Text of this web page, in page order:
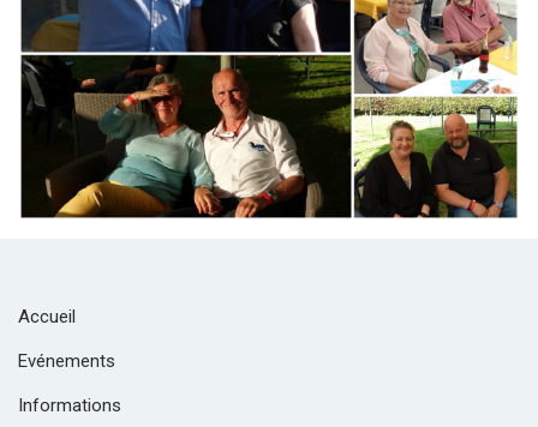
Accueil
Evénements
Informations